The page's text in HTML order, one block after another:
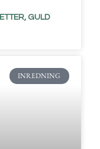
GULD
INREDNING